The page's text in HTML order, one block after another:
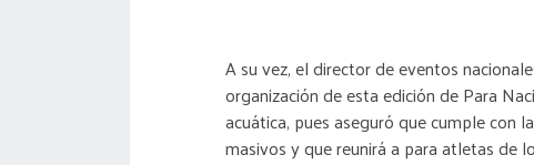
A su vez, el director de eventos
organización de esta edición de Para
acuática, pues aseguró que cumple con
masivos y que reunirá a para atletas de